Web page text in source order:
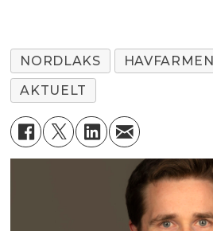
NORDLAKS HAVFARMEN
AKTUELT